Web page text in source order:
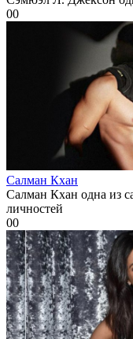
00
Салман Кхан
Салман Кхан одна из
личностей
00